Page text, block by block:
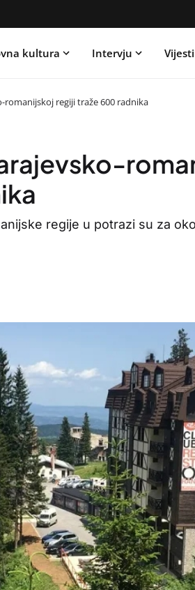
kultura Intervju Vijesti
romanijskoj regiji traže 600 radnika
regije u potrazi su za